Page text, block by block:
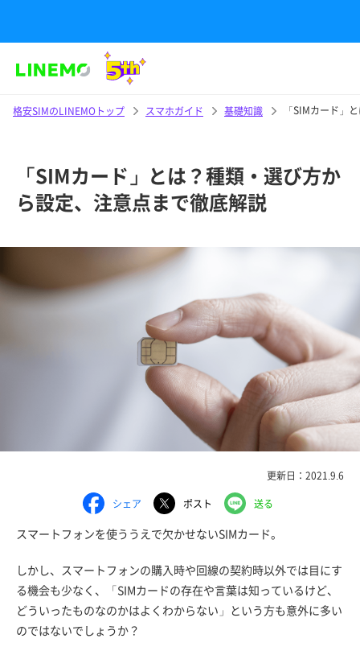
格安SIMのLINEMOトップ スマホガイド 基礎知識 「SIMカード」
「SIMカード」とは？種類・選び方か
ら設定、注意点まで徹底解説
更新日：2021.9.6
シェア ポスト 送る
スマートフォンを使ううえで欠かせないSIMカード。
しかし、スマートフォンの購入時や回線の契約時以外では目にす
る機会も少なく、「SIMカードの存在や言葉は知っているけど、
どういったものなのかはよくわからない」という方も意外に多い
のではないでしょうか？